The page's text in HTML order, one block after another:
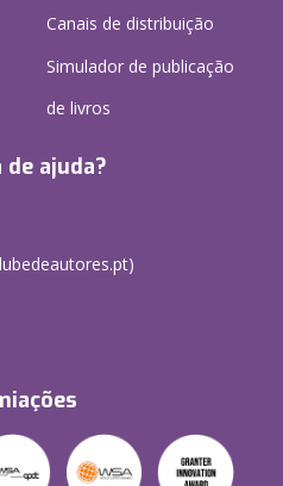
Canais de distribuição
Simulador de publicação
de livros
de ajuda?
)